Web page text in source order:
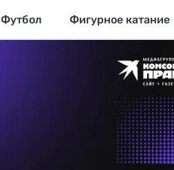
Футбол Фигурное катание